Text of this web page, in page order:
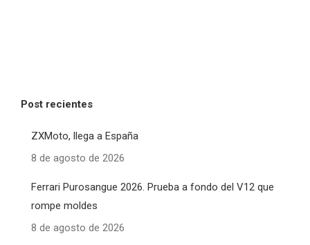
Post recientes
ZXMoto, llega a España
8 de agosto de 2026
Ferrari Purosangue 2026. Prueba a fondo del V12 que
rompe moldes
8 de agosto de 2026